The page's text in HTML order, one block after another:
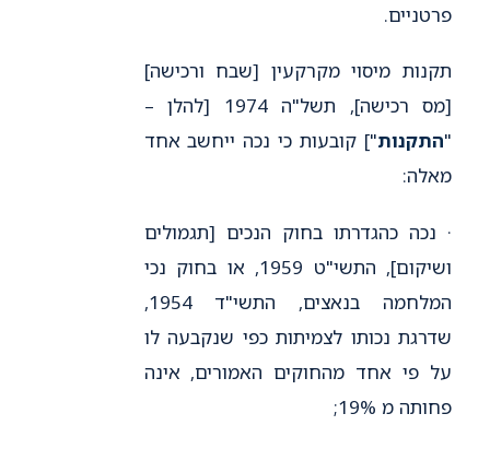
פרטניים.
תקנות מיסוי מקרקעין [שבח ורכישה]
[מס רכישה], תשל"ה 1974 [להלן –
"התקנות"] קובעות כי נכה ייחשב אחד
מאלה:
· נכה כהגדרתו בחוק הנכים [תגמולים
ושיקום], התשי"ט 1959, או בחוק נכי
המלחמה בנאצים, התשי"ד 1954,
שדרגת נכותו לצמיתות כפי שנקבעה לו
על פי אחד מהחוקים האמורים, אינה
פחותה מ 19%;